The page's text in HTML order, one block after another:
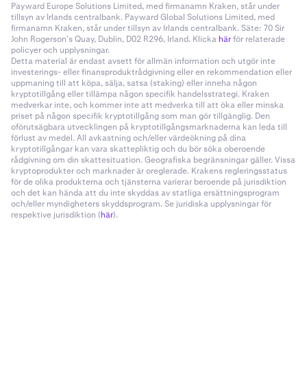
Payward Europe Solutions Limited, med firmanamn Kraken, står under
tillsyn av Irlands centralbank. Payward Global Solutions Limited, med
firmanamn Kraken, står under tillsyn av Irlands centralbank. Säte: 70 Sir
John Rogerson’s Quay, Dublin, D02 R296, Irland. Klicka härför relaterade
policyer och upplysningar.
Detta material är endast avsett för allmän information och utgör inte
investerings- eller finansproduktrådgivning eller en rekommendation eller
uppmaning till att köpa, sälja, satsa (staking) eller inneha någon
kryptotillgång eller tillämpa någon specifik handelsstrategi. Kraken
medverkar inte, och kommer inte att medverka till att öka eller minska
priset på någon specifik kryptotillgång som man gör tillgänglig. Den
oförutsägbara utvecklingen på kryptotillgångsmarknaderna kan leda till
förlust av medel. All avkastning och/eller värdeökning på dina
kryptotillgångar kan vara skattepliktig och du bör söka oberoende
rådgivning om din skattesituation. Geografiska begränsningar gäller. Vissa
kryptoprodukter och marknader är oreglerade. Krakens regleringsstatus
för de olika produkterna och tjänsterna varierar beroende på jurisdiktion
och det kan hända att du inte skyddas av statliga ersättningsprogram
och/eller myndigheters skyddsprogram. Se juridiska upplysningar för
respektive jurisdiktion (här).